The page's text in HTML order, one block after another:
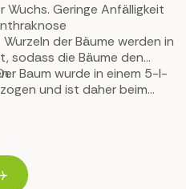
Geringe Anfälligkeit
der Bäume werden in
sodass die Bäume den
Baum wurde in einem 5-l-
und ist daher beim